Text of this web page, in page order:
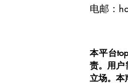
电邮：
本平台
责。用户
立场。本